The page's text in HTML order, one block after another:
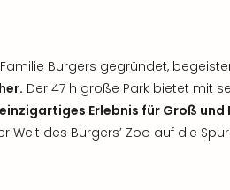
Burgers gegründet,
Der 47 h große Park bietet mit
einzigartiges Erlebnis für Groß und
Welt des Burgers’ Zoo auf die Spur.